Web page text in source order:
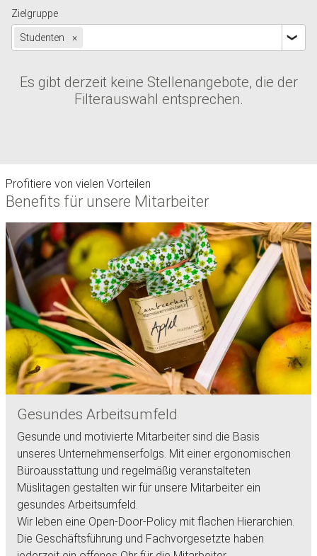
Zielgruppe
Studenten ×
Es gibt derzeit keine Stellenangebote, die der
Filterauswahl entsprechen.
Profitiere von vielen Vorteilen
Benefits für unsere Mitarbeiter
Gesundes Arbeitsumfeld
Gesunde und motivierte Mitarbeiter sind die Basis
unseres Unternehmenserfolgs. Mit einer ergonomischen
Büroausstattung und regelmäßig veranstalteten
Müslitagen gestalten wir für unsere Mitarbeiter ein
gesundes Arbeitsumfeld.
Wir leben eine Open-Door-Policy mit flachen Hierarchien.
Die Geschäftsführung und Fachvorgesetzte haben